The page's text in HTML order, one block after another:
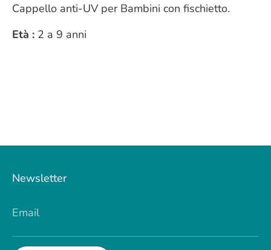
Cappello anti-UV per Bambini con fischietto.
Età : 2 a 9 anni
Newsletter
Email